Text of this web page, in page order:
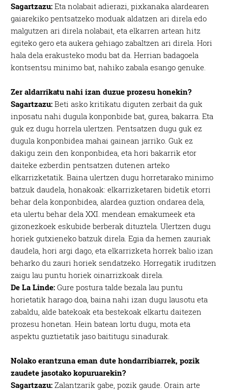
Sagartzazu: Eta nolabait adierazi, pixkanaka alardearen
gaiarekiko pentsatzeko moduak aldatzen ari direla edo
malgutzen ari direla nolabait, eta elkarren artean hitz
egiteko gero eta aukera gehiago zabaltzen ari direla. Hori
hala dela erakusteko modu bat da. Herrian badagoela
kontsentsu minimo bat, nahiko zabala esango genuke.
Zer aldarrikatu nahi izan duzue prozesu honekin?
Sagartzazu: Beti asko kritikatu diguten zerbait da guk
inposatu nahi dugula konponbide bat, gurea, bakarra. Eta
guk ez dugu horrela ulertzen. Pentsatzen dugu guk ez
dugula konponbidea mahai gainean jarriko. Guk ez
dakigu zein den konponbidea, eta hori bakarrik etor
daiteke ezberdin pentsatzen dutenen arteko
elkarrizketatik. Baina ulertzen dugu horretarako minimo
batzuk daudela, honakoak: elkarrizketaren bidetik etorri
behar dela konponbidea, alardea guztion ondarea dela,
eta ulertu behar dela XXI. mendean emakumeek eta
gizonezkoek eskubide berberak dituztela. Ulertzen dugu
horiek gutxieneko batzuk direla. Egia da hemen zauriak
daudela, hori argi dago, eta elkarrizketa horrek balio izan
beharko du zauri horiek sendatzeko. Horregatik iruditzen
zaigu lau puntu horiek oinarrizkoak direla.
De La Linde: Gure postura talde bezala lau puntu
horietatik harago doa, baina nahi izan dugu lausotu eta
zabaldu, alde batekoak eta bestekoak elkartu daitezen
prozesu honetan. Hein batean lortu dugu, mota eta
aspektu guztietatik jaso baititugu sinadurak.
Nolako erantzuna eman dute hondarribiarrek, pozik
zaudete jasotako kopuruarekin?
Sagartzazu: Zalantzarik gabe, pozik gaude. Orain arte